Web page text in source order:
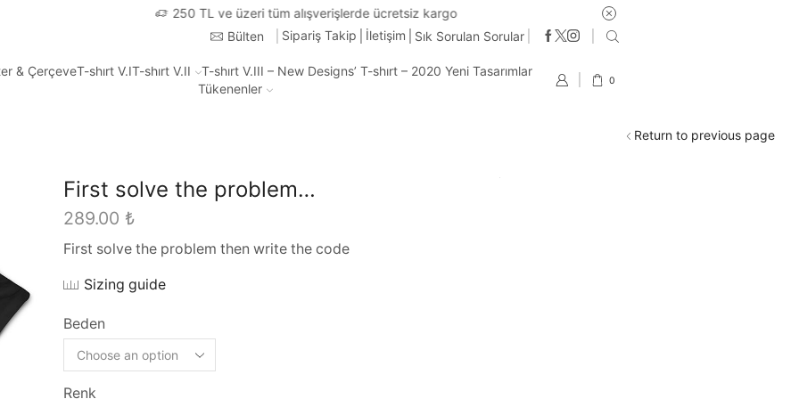
250 TL ve üzeri tüm alışverişlerde ücretsiz kargo
Bülten
Sipariş Takip İletişim Sık Sorulan Sorular
& ÇerçeveT-shırt V.IT-shırt V.II
T-shırt V.III – New Designs’ T-shırt – 2020 Yeni Tasarımlar
Tükenenler
0
Return to previous page
First solve the problem…
289.00 ₺
First solve the problem then write the code
Sizing guide
Beden
Renk